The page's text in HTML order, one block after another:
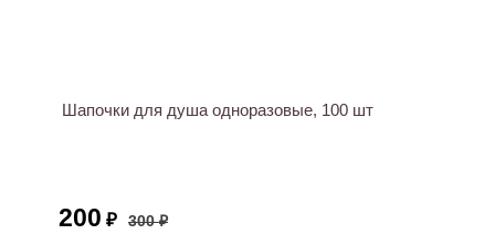
Шапочки для душа одноразовые, 100 шт
200 ₽ 300 ₽